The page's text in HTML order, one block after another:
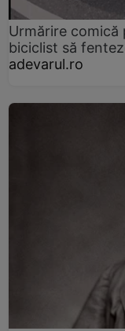
Urmărire comică
biciclist să
adevarul.ro